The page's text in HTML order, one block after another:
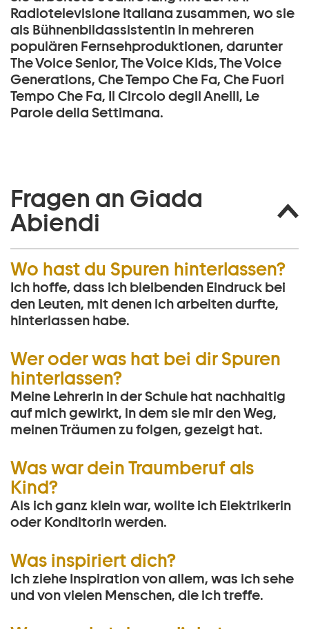
Radiotelevisione Italiana zusammen, wo sie
als Bühnenbildassistentin in mehreren
populären Fernsehproduktionen, darunter
The Voice Senior, The Voice Kids, The Voice
Generations, Che Tempo Che Fa, Che Fuori
Tempo Che Fa, Il Circolo degli Anelli, Le
Parole della Settimana.
Fragen an Giada
Abiendi
Wo hast du Spuren hinterlassen?
Ich hoffe, dass ich bleibenden Eindruck bei
den Leuten, mit denen ich arbeiten durfte,
hinterlassen habe.
Wer oder was hat bei dir Spuren
hinterlassen?
Meine Lehrerin in der Schule hat nachhaltig
auf mich gewirkt, in dem sie mir den Weg,
meinen Träumen zu folgen, gezeigt hat.
Was war dein Traumberuf als
Kind?
Als ich ganz klein war, wollte ich Elektrikerin
oder Konditorin werden.
Was inspiriert dich?
Ich ziehe Inspiration von allem, was ich sehe
und von vielen Menschen, die ich treffe.